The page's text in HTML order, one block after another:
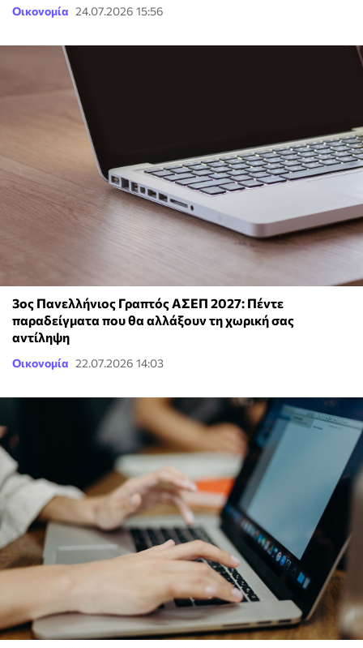
Οικονομία 24.07.2026 15:56
3ος Πανελλήνιος Γραπτός ΑΣΕΠ 2027: Πέντε
παραδείγματα που θα αλλάξουν τη χωρική σας
αντίληψη
Οικονομία 22.07.2026 14:03